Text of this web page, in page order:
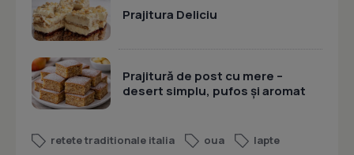
Prajitura Deliciu
Prajitură de post cu mere –
desert simplu, pufos și aromat
retete traditionale italia oua
lapte